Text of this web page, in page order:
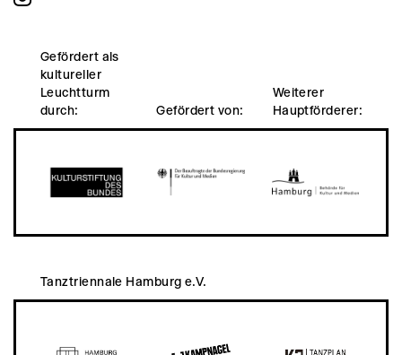
Gefördert als
kultureller
Leuchtturm
durch:
Gefördert von:
Weiterer
Hauptförderer:
Tanztriennale Hamburg e.V.